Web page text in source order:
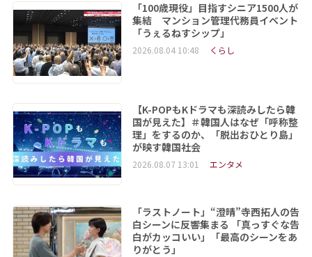
「100歳現役」目指すシニア1500人が
集結 マンション管理代務員イベント
「うぇるねすシップ」
2026.08.04 10:48 くらし
【K-POPもKドラマも深読みしたら韓
国が見えた】＃韓国人はなぜ「呼称整
理」をするのか、「脱出おひとり島」
が映す韓国社会
2026.08.07 13:01 エンタメ
「ラストノート」“澄晴”寺西拓人の告
白シーンに反響集まる 「真っすぐな告
白がカッコいい」「最高のシーンをあ
りがとう」